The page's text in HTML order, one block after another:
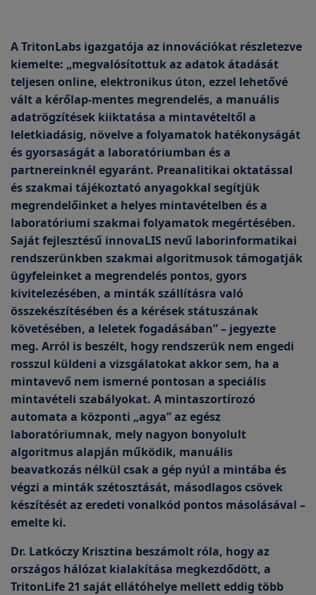
A TritonLabs igazgatója az innovációkat részletezve
kiemelte: „megvalósítottuk az adatok átadását
teljesen online, elektronikus úton, ezzel lehetővé
vált a kérőlap-mentes megrendelés, a manuális
adatrögzítések kiiktatása a mintavételtől a
leletkiadásig, növelve a folyamatok hatékonyságát
és gyorsaságát a laboratóriumban és a
partnereinknél egyaránt. Preanalitikai oktatással
és szakmai tájékoztató anyagokkal segítjük
megrendelőinket a helyes mintavételben és a
laboratóriumi szakmai folyamatok megértésében.
Saját fejlesztésű innovaLIS nevű laborinformatikai
rendszerünkben szakmai algoritmusok támogatják
ügyfeleinket a megrendelés pontos, gyors
kivitelezésében, a minták szállításra való
összekészítésében és a kérések státuszának
követésében, a leletek fogadásában” – jegyezte
meg. Arról is beszélt, hogy rendszerük nem engedi
rosszul küldeni a vizsgálatokat akkor sem, ha a
mintavevő nem ismerné pontosan a speciális
mintavételi szabályokat. A mintaszortírozó
automata a központi „agya” az egész
laboratóriumnak, mely nagyon bonyolult
algoritmus alapján működik, manuális
beavatkozás nélkül csak a gép nyúl a mintába és
végzi a minták szétosztását, másodlagos csövek
készítését az eredeti vonalkód pontos másolásával –
emelte ki.
Dr. Latkóczy Krisztina beszámolt róla, hogy az
országos hálózat kialakítása megkezdődött, a
TritonLife 21 saját ellátóhelye mellett eddig több